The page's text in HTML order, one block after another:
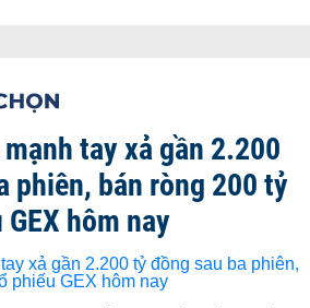
tay xả gần 2.200
phiên, bán ròng 200 tỷ
hôm nay